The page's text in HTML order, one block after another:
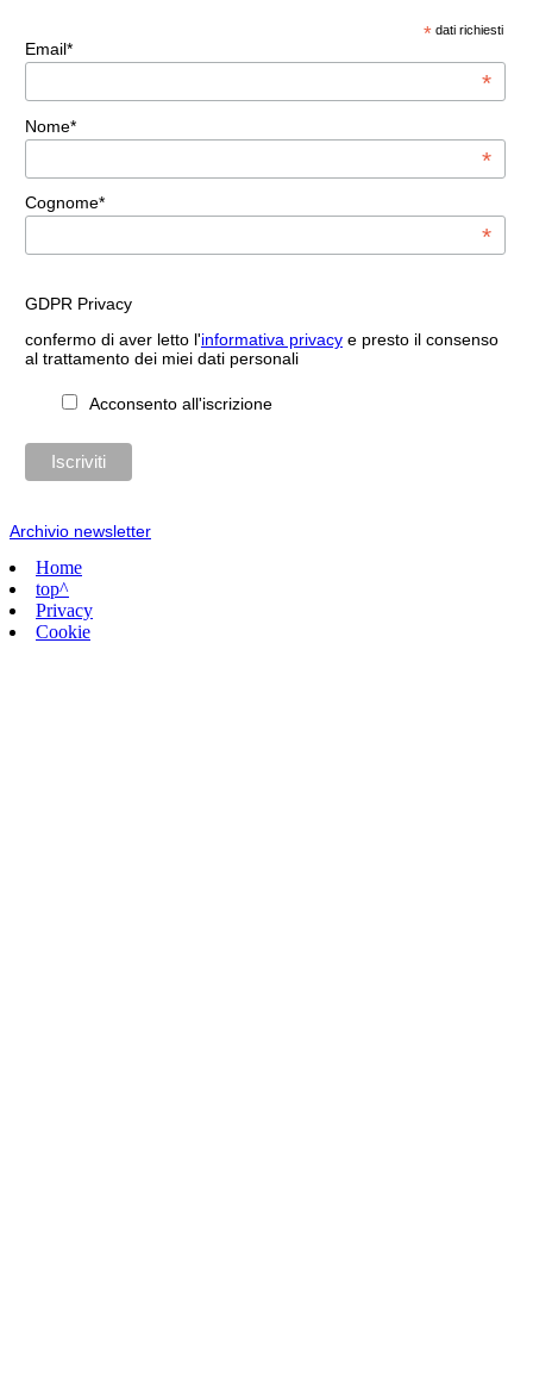
* dati richiesti
Email*
*
Nome*
*
Cognome*
*
GDPR Privacy
confermo di aver letto l'informativa privacye presto il consenso
al trattamento dei miei dati personali
Acconsento all'iscrizione
Archivio newsletter
Home
top^
Privacy
Cookie